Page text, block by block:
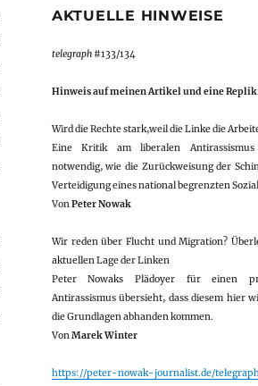
AKTUELLE HINWEISE
telegraph#133/134
Hinweis auf meinen Artikel und eine
Wird die Rechte stark,weil die Linke die
Eine Kritik am liberalen
notwendig, wie die Zurückweisung der
Verteidigung eines national begrenzten
VonPeter Nowak
Wir reden über Flucht und Migration?
aktuellen Lage der Linken
Peter Nowaks Plädoyer für einen
Antirassismus übersieht, dass diesem hier
die Grundlagen abhanden kommen.
VonMarek Winter
https://peter-nowak-journalist.de/